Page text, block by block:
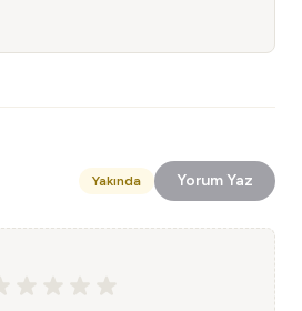
Yakında Yorum Yaz